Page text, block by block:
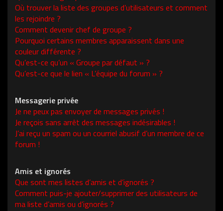
Où trouver la liste des groupes d’utilisateurs et comment
les rejoindre ?
Comment devenir chef de groupe ?
Pourquoi certains membres apparaissent dans une
couleur différente ?
Qu’est-ce qu’un « Groupe par défaut » ?
Qu’est-ce que le lien « L’équipe du forum » ?
Messagerie privée
Je ne peux pas envoyer de messages privés !
Je reçois sans arrêt des messages indésirables !
J’ai reçu un spam ou un courriel abusif d’un membre de ce
forum !
Amis et ignorés
Que sont mes listes d’amis et d’ignorés ?
Comment puis-je ajouter/supprimer des utilisateurs de
ma liste d’amis ou d’ignorés ?